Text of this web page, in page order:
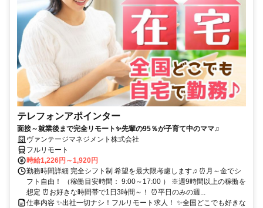
テレフォンアポインター
面接～就業後まで完全リモート✨先輩の95％が子育て中のママ♫
ヴァンテージマネジメント株式会社
フルリモート
時給1,226円～1,920円
勤務時間詳細 完全シフト制 希望を最大限考慮します♫ ⏰月～金でシ
フト自由！ （稼働目安時間： 9:00～17:00 ） ※週9時間以上の稼働を
想定 ⏰お好きな時間帯で1日3時間～！ ⏰平日のみの週...
仕事内容 ✨出社一切ナシ！フルリモート求人！ ✨全国どこでも好きな